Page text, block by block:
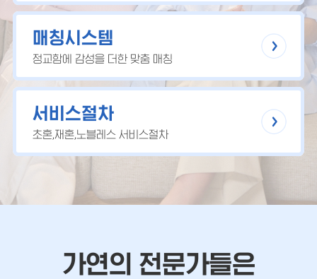
매칭시스템
정교함에 감성을 더한 맞춤 매칭
서비스절차
초혼,재혼,노블레스 서비스절차
가연의 전문가들은